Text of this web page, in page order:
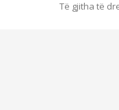
Të gjitha të